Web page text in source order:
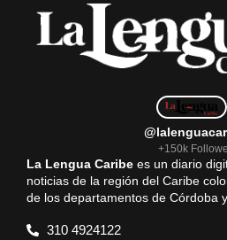
+150k
La Lengua Caribe es un diario
noticias de la región del Caribe
de los departamentos de Córdoba
310 4924122